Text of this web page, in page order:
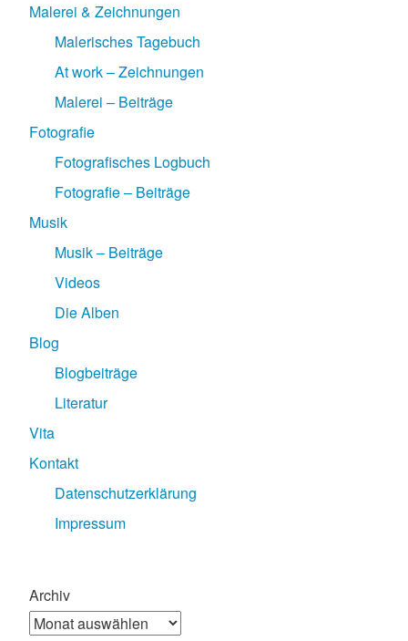
Malerei & Zeichnungen
Malerisches Tagebuch
At work – Zeichnungen
Malerei – Beiträge
Fotografie
Fotografisches Logbuch
Fotografie – Beiträge
Musik
Musik – Beiträge
Videos
Die Alben
Blog
Blogbeiträge
Literatur
Vita
Kontakt
Datenschutzerklärung
Impressum
Archiv